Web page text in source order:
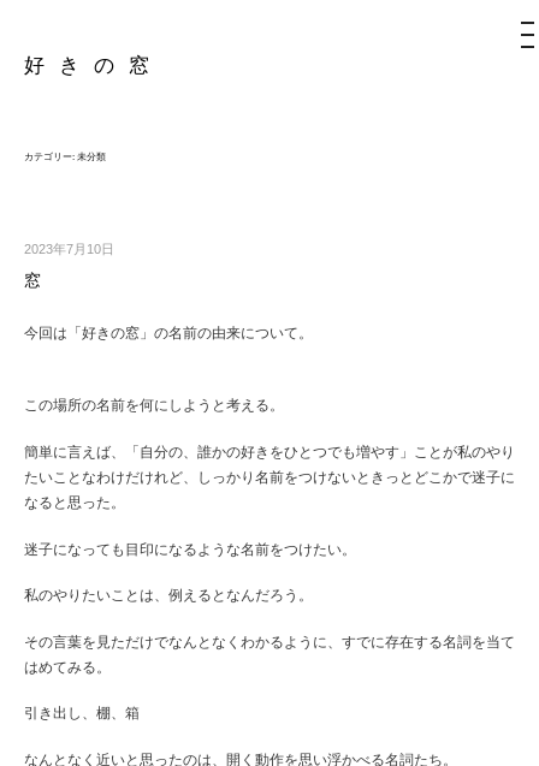
コ
ツ
キ
プ
好きの窓
メ
ニ
ュ
カテゴリー: 未分類
2023年7月10日
窓
今回は「好きの窓」の名前の由来について。
この場所の名前を何にしようと考える。
簡単に言えば、「自分の、誰かの好きをひとつでも増やす」ことが私のやり
たいことなわけだけれど、しっかり名前をつけないときっとどこかで迷子に
なると思った。
迷子になっても目印になるような名前をつけたい。
私のやりたいことは、例えるとなんだろう。
その言葉を見ただけでなんとなくわかるように、すでに存在する名詞を当て
はめてみる。
引き出し、棚、箱
なんとなく近いと思ったのは、開く動作を思い浮かべる名詞たち。